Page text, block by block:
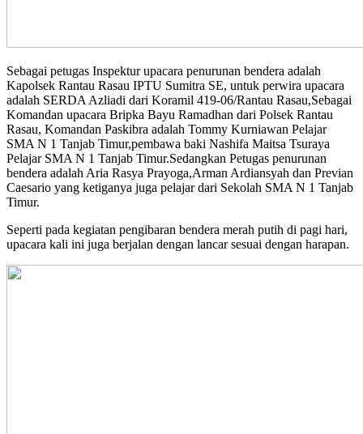
Sebagai petugas Inspektur upacara penurunan bendera adalah
Kapolsek Rantau Rasau IPTU Sumitra SE, untuk perwira upacara
adalah SERDA Azliadi dari Koramil 419-06/Rantau Rasau,Sebagai
Komandan upacara Bripka Bayu Ramadhan dari Polsek Rantau
Rasau, Komandan Paskibra adalah Tommy Kurniawan Pelajar
SMA N 1 Tanjab Timur,pembawa baki Nashifa Maitsa Tsuraya
Pelajar SMA N 1 Tanjab Timur.Sedangkan Petugas penurunan
bendera adalah Aria Rasya Prayoga,Arman Ardiansyah dan Previan
Caesario yang ketiganya juga pelajar dari Sekolah SMA N 1 Tanjab
Timur.
Seperti pada kegiatan pengibaran bendera merah putih di pagi hari,
upacara kali ini juga berjalan dengan lancar sesuai dengan harapan.